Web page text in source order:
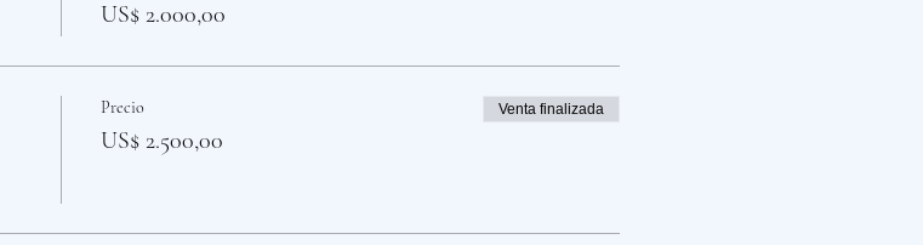
US$ 2.000,00
Precio
US$ 2.500,00
Venta finalizada